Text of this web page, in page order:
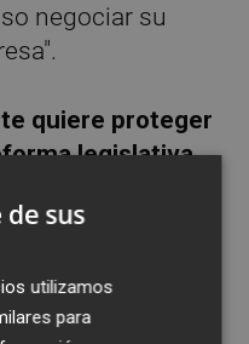
negociar su
quiere proteger
legislativa
a la
a
sus
utilizamos
para